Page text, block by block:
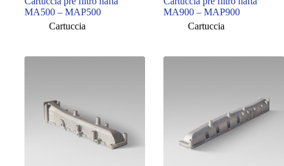
MA500 – MAP500
Cartuccia
MA900 – MAP900
Cartuccia